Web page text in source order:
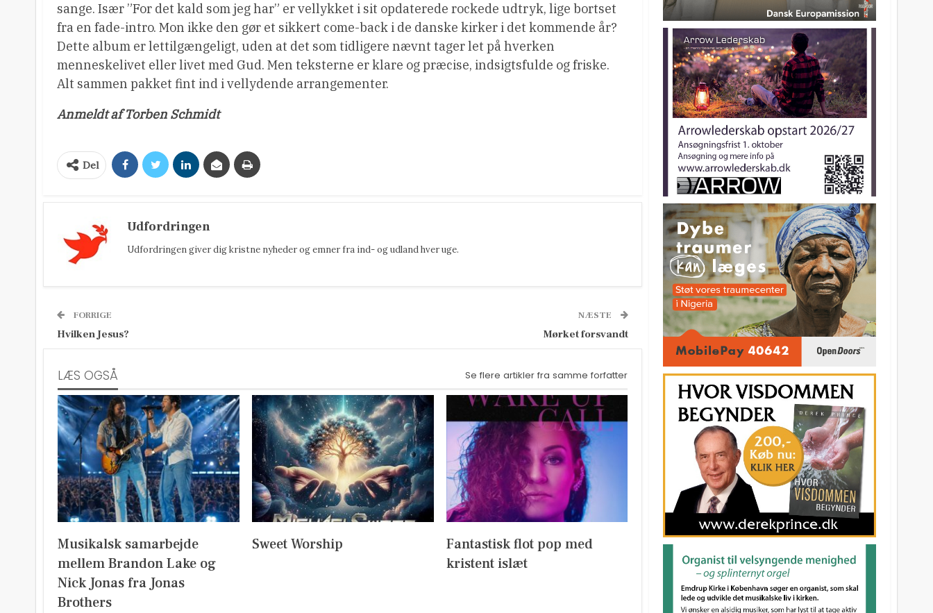
sange. Især ”For det kald som jeg har” er vellykket i sit opdaterede rockede udtryk, lige bortset
fra en fade-intro. Mon ikke den gør et sikkert come-back i de danske kirker i det kommende år?
Dette album er lettilgængeligt, uden at det som tidligere nævnt tager let på hverken
menneskelivet eller livet med Gud. Men teksterne er klare og præcise, indsigtsfulde og friske.
Alt sammen pakket fint ind i vellydende arrangementer.
Anmeldt af Torben Schmidt
Del
Udfordringen
Udfordringen giver dig kristne nyheder og emner fra ind- og udland hver uge.
FORRIGE
Hvilken Jesus?
NÆSTE
Mørket forsvandt
LÆS OGSÅ Se flere artikler fra samme forfatter
Musikalsk samarbejde
mellem Brandon Lake og
Nick Jonas fra Jonas
Brothers
Sweet Worship
Fantastisk flot pop med
kristent islæt